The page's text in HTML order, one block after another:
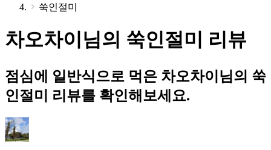
쑥인절미
차오차이님의 쑥인절미 리뷰
점심에 일반식으로 먹은 차오차이님의 쑥
인절미 리뷰를 확인해보세요.